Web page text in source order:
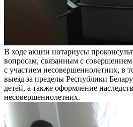
В ходе акции нотариусы
вопросам, связанным с
с участием несовершеннолетних, в
выезд за пределы Республики
детей, а также оформление
несовершеннолетних.